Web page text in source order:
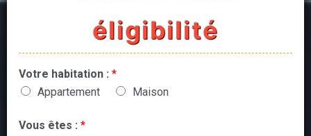
éligibilité
Votre habitation : *
Appartement
Maison
Vous êtes : *